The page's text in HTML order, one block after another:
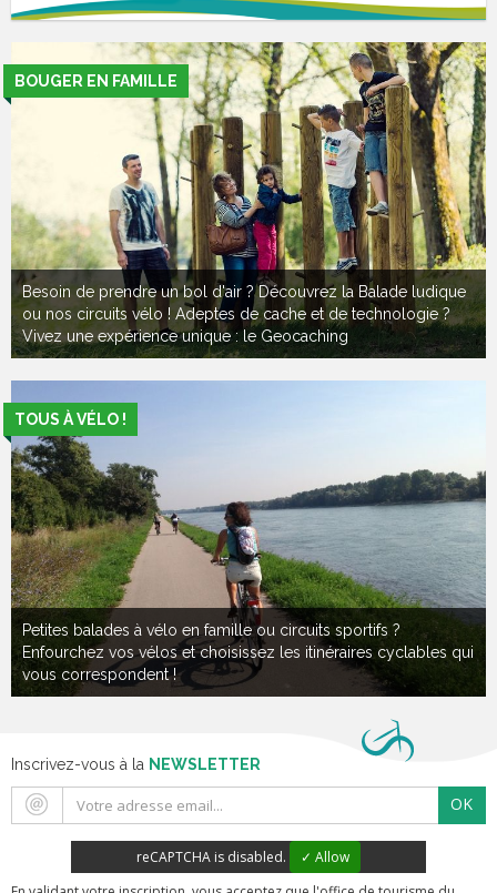
BOUGER EN FAMILLE
Besoin de prendre un bol d'air ? Découvrez la Balade ludique
ou nos circuits vélo ! Adeptes de cache et de technologie ?
Vivez une expérience unique : le Geocaching
TOUS À VÉLO !
Petites balades à vélo en famille ou circuits sportifs ?
Enfourchez vos vélos et choisissez les itinéraires cyclables qui
vous correspondent !
Inscrivez-vous à la NEWSLETTER
OK
reCAPTCHA is disabled.
✓ Allow